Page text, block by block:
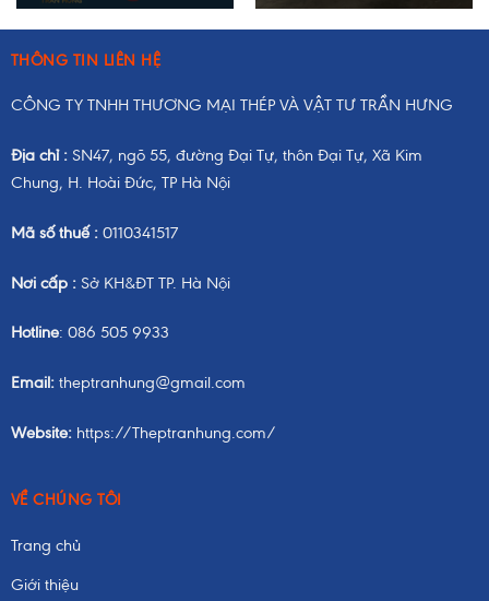
THÔNG TIN LIÊN HỆ
CÔNG TY TNHH THƯƠNG MẠI THÉP VÀ VẬT TƯ TRẦN HƯNG
Địa chỉ :SN47, ngõ 55, đường Đại Tự, thôn Đại Tự, Xã Kim
Chung, H. Hoài Đức, TP Hà Nội
Mã số thuế : 0110341517
Nơi cấp :Sở KH&ĐT TP. Hà Nội
Hotline: 086 505 9933
Email:theptranhung@gmail.com
Website:https://Theptranhung.com/
VỀ CHÚNG TÔI
Trang chủ
Giới thiệu